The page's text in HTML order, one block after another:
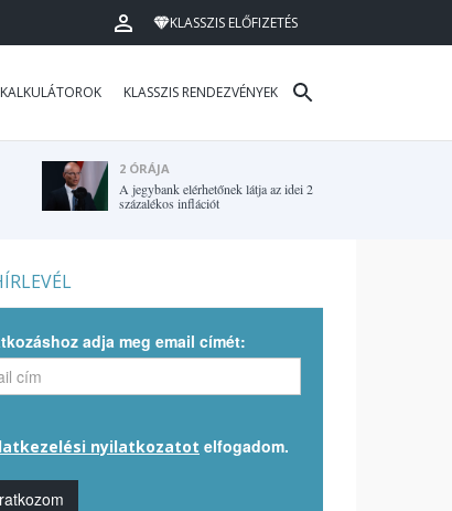
KLASSZIS ELŐFIZETÉS
KALKULÁTOROK KLASSZIS RENDEZVÉNYEK
2 ÓRÁJA
A jegybank elérhetőnek látja az idei 2
százalékos inflációt
adja meg email címét:
nyilatkozatot elfogadom.